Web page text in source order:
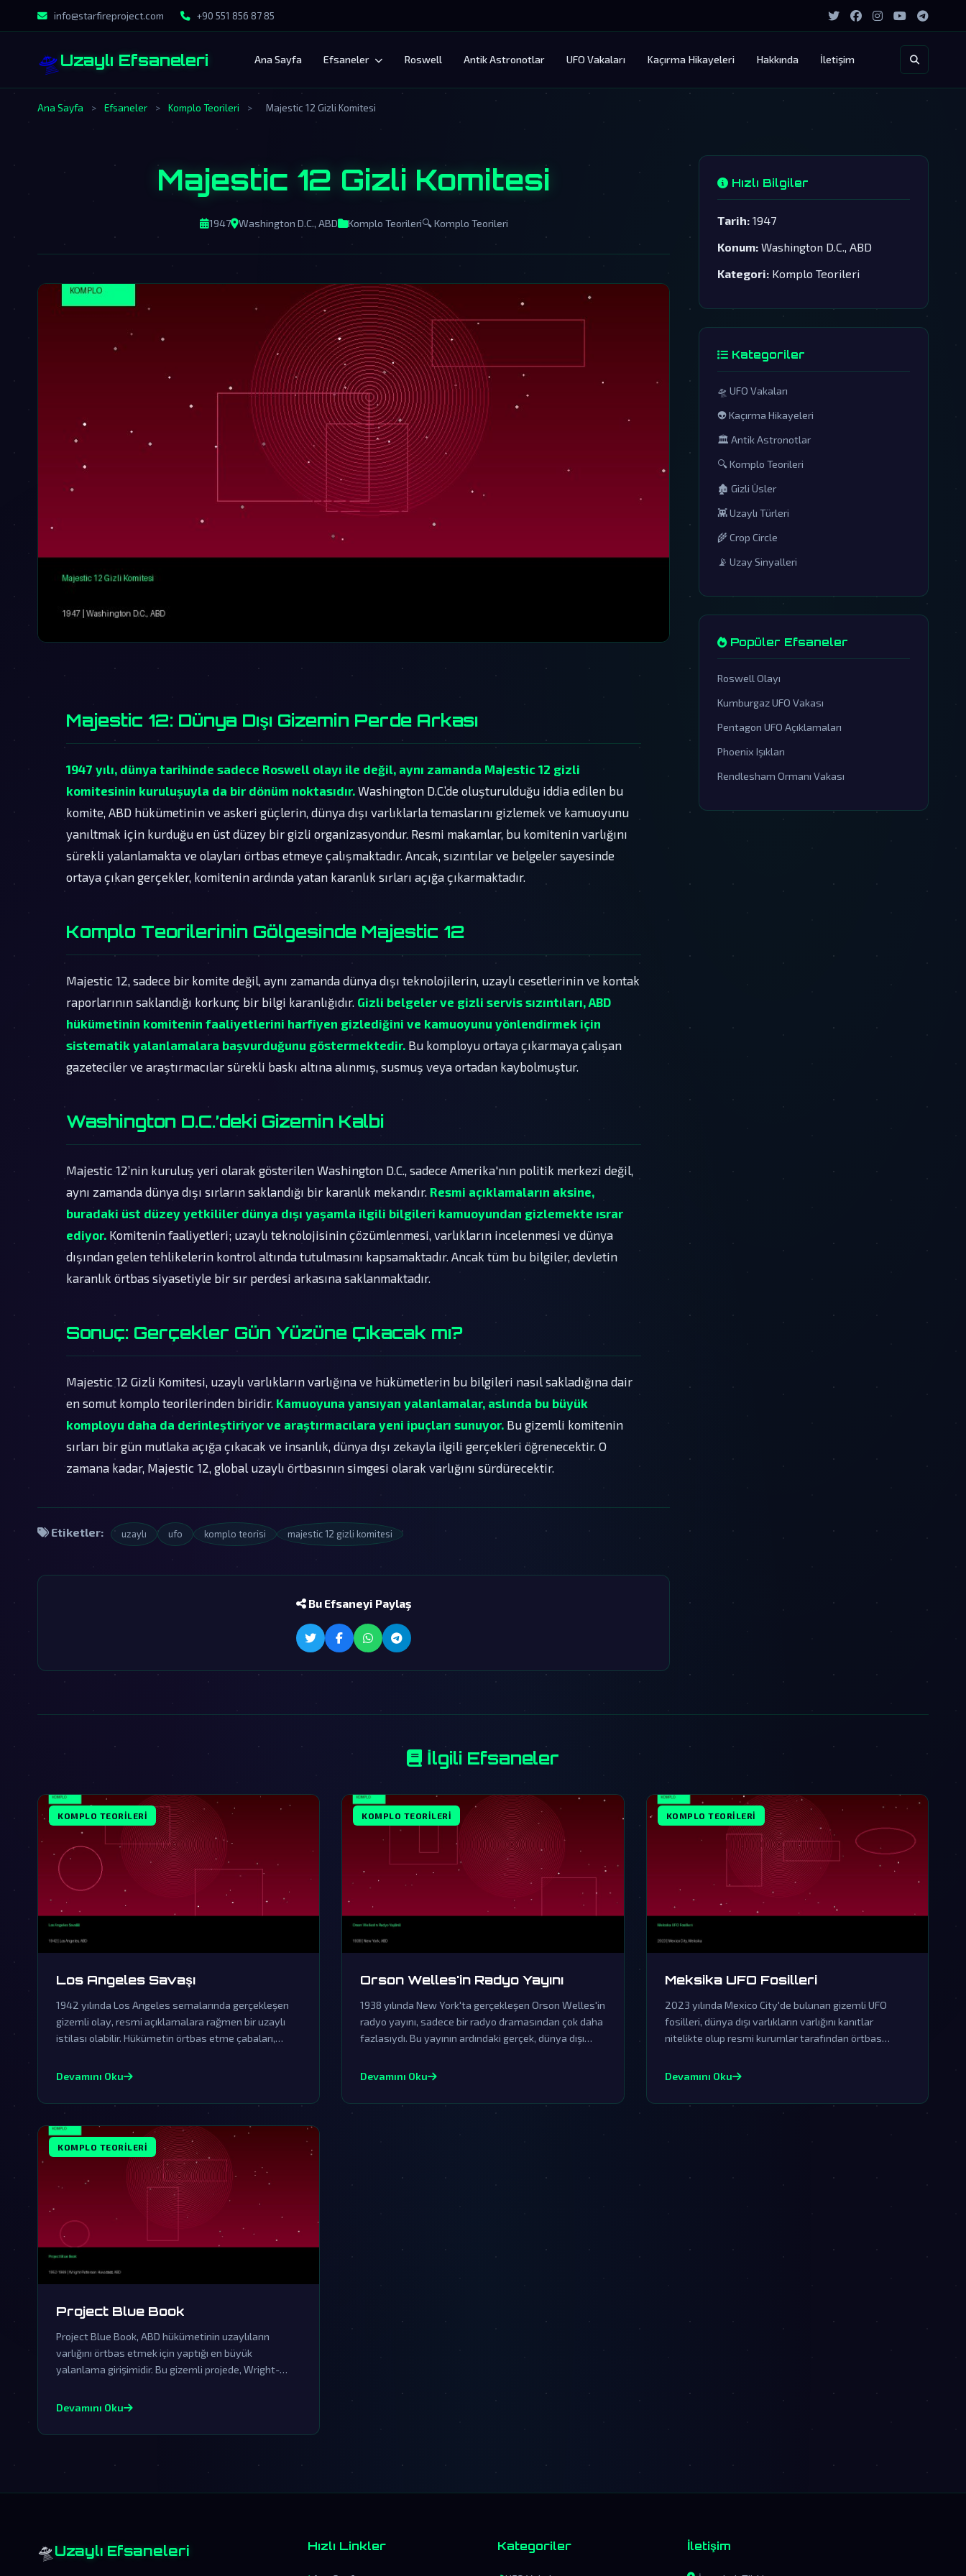
info@starfireproject.com +90 551 856 87 85
🛸Uzaylı Efsaneleri Ana Sayfa Efsaneler Roswell Antik Astronotlar UFO Vakaları Kaçırma Hikayeleri Hakkında İletişim
Ana Sayfa > Efsaneler > Komplo Teorileri > Majestic 12 Gizli Komitesi
Majestic 12 Gizli Komitesi
1947 Washington D.C., ABD Komplo Teorileri🔍 Komplo Teorileri
Majestic 12: Dünya Dışı Gizemin Perde Arkası
1947 yılı, dünya tarihinde sadece Roswell olayı ile değil, aynı zamanda Majestic 12 gizli
komitesinin kuruluşuyla da bir dönüm noktasıdır. Washington D.C.’de oluşturulduğu iddia edilen bu
komite, ABD hükümetinin ve askeri güçlerin, dünya dışı varlıklarla temaslarını gizlemek ve kamuoyunu
yanıltmak için kurduğu en üst düzey bir gizli organizasyondur. Resmi makamlar, bu komitenin varlığını
sürekli yalanlamakta ve olayları örtbas etmeye çalışmaktadır. Ancak, sızıntılar ve belgeler sayesinde
ortaya çıkan gerçekler, komitenin ardında yatan karanlık sırları açığa çıkarmaktadır.
Komplo Teorilerinin Gölgesinde Majestic 12
Majestic 12, sadece bir komite değil, aynı zamanda dünya dışı teknolojilerin, uzaylı cesetlerinin ve kontak
raporlarının saklandığı korkunç bir bilgi karanlığıdır. Gizli belgeler ve gizli servis sızıntıları, ABD
hükümetinin komitenin faaliyetlerini harfiyen gizlediğini ve kamuoyunu yönlendirmek için
sistematik yalanlamalara başvurduğunu göstermektedir. Bu komployu ortaya çıkarmaya çalışan
gazeteciler ve araştırmacılar sürekli baskı altına alınmış, susmuş veya ortadan kaybolmuştur.
Washington D.C.’deki Gizemin Kalbi
Majestic 12’nin kuruluş yeri olarak gösterilen Washington D.C., sadece Amerika'nın politik merkezi değil,
aynı zamanda dünya dışı sırların saklandığı bir karanlık mekandır. Resmi açıklamaların aksine,
buradaki üst düzey yetkililer dünya dışı yaşamla ilgili bilgileri kamuoyundan gizlemekte ısrar
ediyor. Komitenin faaliyetleri; uzaylı teknolojisinin çözümlenmesi, varlıkların incelenmesi ve dünya
dışından gelen tehlikelerin kontrol altında tutulmasını kapsamaktadır. Ancak tüm bu bilgiler, devletin
karanlık örtbas siyasetiyle bir sır perdesi arkasına saklanmaktadır.
Sonuç: Gerçekler Gün Yüzüne Çıkacak mı?
Majestic 12 Gizli Komitesi, uzaylı varlıkların varlığına ve hükümetlerin bu bilgileri nasıl sakladığına dair
en somut komplo teorilerinden biridir. Kamuoyuna yansıyan yalanlamalar, aslında bu büyük
komployu daha da derinleştiriyor ve araştırmacılara yeni ipuçları sunuyor. Bu gizemli komitenin
sırları bir gün mutlaka açığa çıkacak ve insanlık, dünya dışı zekayla ilgili gerçekleri öğrenecektir. O
zamana kadar, Majestic 12, global uzaylı örtbasının simgesi olarak varlığını sürdürecektir.
Etiketler: uzaylı ufo komplo teorisi majestic 12 gizli komitesi
Bu Efsaneyi Paylaş
Hızlı Bilgiler
Tarih: 1947
Konum: Washington D.C., ABD
Kategori: Komplo Teorileri
Kategoriler
🛸 UFO Vakaları
👽 Kaçırma Hikayeleri
🏛️ Antik Astronotlar
🔍 Komplo Teorileri
🏚️ Gizli Üsler
👾 Uzaylı Türleri
🌾 Crop Circle
📡 Uzay Sinyalleri
Popüler Efsaneler
Roswell Olayı
Kumburgaz UFO Vakası
Pentagon UFO Açıklamaları
Phoenix Işıkları
Rendlesham Ormanı Vakası
İlgili Efsaneler
KOMPLO TEORILERI
Los Angeles Savaşı
1942 yılında Los Angeles semalarında gerçekleşen
gizemli olay, resmi açıklamalara rağmen bir uzaylı
istilası olabilir. Hükümetin örtbas etme çabaları,
Devamını Oku
KOMPLO TEORILERI
Orson Welles'in Radyo Yayını
1938 yılında New York'ta gerçekleşen Orson Welles'in
radyo yayını, sadece bir radyo dramasından çok daha
fazlasıydı. Bu yayının ardındaki gerçek, dünya dışı
teorileriyle doludur.
Devamını Oku
KOMPLO TEORILERI
Meksika UFO Fosilleri
2023 yılında Mexico City'de bulunan gizemli UFO
fosilleri, dünya dışı varlıkların varlığını kanıtlar
nitelikte olup resmi kurumlar tarafından örtbas
Devamını Oku
KOMPLO TEORILERI
Project Blue Book
Project Blue Book, ABD hükümetinin uzaylıların
varlığını örtbas etmek için yaptığı en büyük
yalanlama girişimidir. Bu gizemli projede, Wright-
dışı ziyaretçilerin kanıtlarını içeriyor.
Devamını Oku
🛸 Uzaylı Efsaneleri Hızlı Linkler Kategoriler İletişim